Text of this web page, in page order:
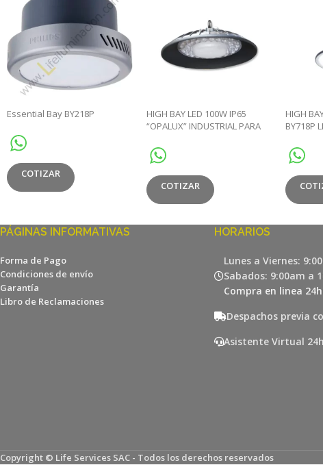
Essential Bay BY218P
COTIZAR
HIGH BAY LED 100W IP65
“OPALUX” INDUSTRIAL PARA
LUMENS 50,000HRS 100-240V
COTIZAR
HIGH
BY718P
PÁGINAS INFORMATIVAS
Forma de Pago
Condiciones de envío
Garantía
Libro de Reclamaciones
HORARIOS
Lunes a Viernes:
Sabados: 9:00am a
Compra en linea
Despachos previa
Asistente Virtual
Copyright © Life Services SAC - Todos los derechos reservados